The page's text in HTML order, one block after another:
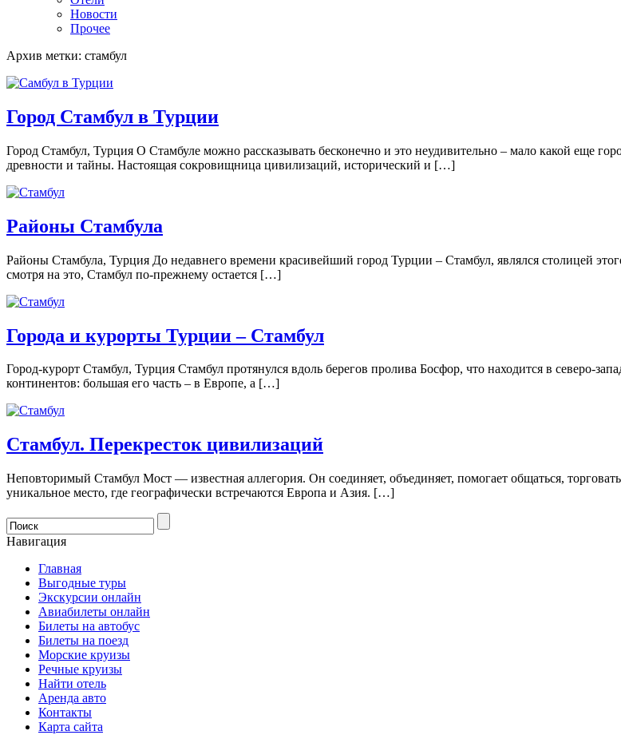
Новости
Прочее
Архив метки: стамбул
Город Стамбул в Турции
Город Стамбул, Турция О Стамбуле можно рассказывать бесконечно и это неудивительно – мало какой еще
древности и тайны. Настоящая сокровищница цивилизаций, исторический и […]
Районы Стамбула
Районы Стамбула, Турция До недавнего времени красивейший город Турции – Стамбул, являлся столицей
смотря на это, Стамбул по-прежнему остается […]
Города и курорты Турции – Стамбул
Город-курорт Стамбул, Турция Стамбул протянулся вдоль берегов пролива Босфор, что находится в северо-
континентов: большая его часть – в Европе, а […]
Стамбул. Перекресток цивилизаций
Неповторимый Стамбул Мост — известная аллегория. Он соединяет, объединяет, помогает общаться,
уникальное место, где географически встречаются Европа и Азия. […]
Навигация
Главная
Выгодные туры
Экскурсии онлайн
Авиабилеты онлайн
Билеты на автобус
Билеты на поезд
Морские круизы
Речные круизы
Найти отель
Аренда авто
Контакты
Карта сайта